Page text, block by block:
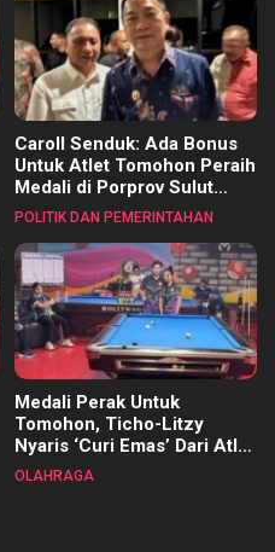
Caroll Senduk: Ada Bonus
Untuk Atlet Tomohon Peraih
Medali di Porprov Sulut
2025
POLITIK DAN PEMERINTAHAN
Medali Perak Untuk
Tomohon, Ticho-Litzy
Nyaris ‘Curi Emas’ Dari Atlet
Biliar PON di Porprov Sulut
OLAHRAGA